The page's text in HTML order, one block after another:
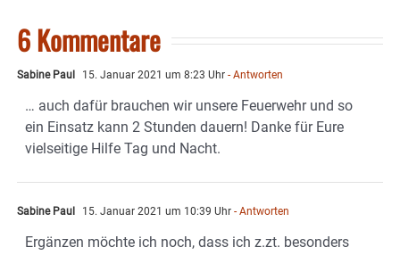
6 Kommentare
Sabine Paul 15. Januar 2021 um 8:23 Uhr - Antworten
… auch dafür brauchen wir unsere Feuerwehr und so
ein Einsatz kann 2 Stunden dauern! Danke für Eure
vielseitige Hilfe Tag und Nacht.
Sabine Paul 15. Januar 2021 um 10:39 Uhr - Antworten
Ergänzen möchte ich noch, dass ich z.zt. besonders